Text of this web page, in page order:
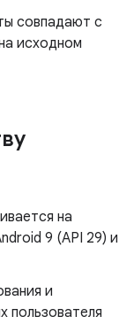
совпадают с
исходном
на
9 (API 29) и
и
пользователя